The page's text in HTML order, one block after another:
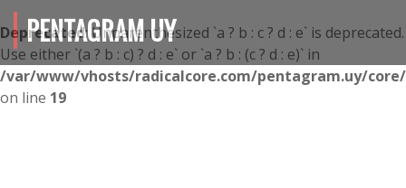
Deprecated: Unparenthesized `a ? b : c ? d : e` is deprecated.
Use either `(a ? b : c) ? d : e` or `a ? b : (c ? d : e)` in
/var/www/vhosts/radicalcore.com/pentagram.uy/
on line 19
PENTAGRAM UY